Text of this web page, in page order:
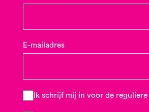
E-mailadres
Ik schrijf mij in voor de